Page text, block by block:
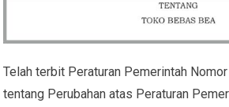
Telah terbit Peraturan Pemerintah
tentang Perubahan atas Peraturan